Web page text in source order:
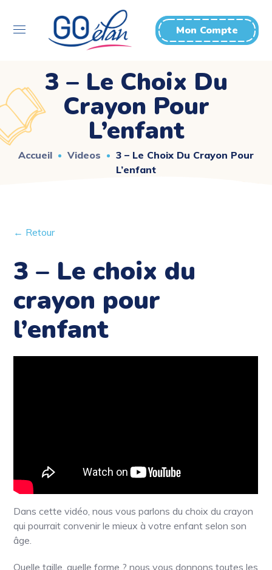
Mon Compte
3 – Le Choix Du
Crayon Pour
L’enfant
Accueil Videos
3 – Le Choix Du Crayon Pour
L’enfant
← Retour
3 – Le choix du
crayon pour
l’enfant
Dans cette vidéo, nous vous parlons du choix du crayon
qui pourrait convenir le mieux à votre enfant selon son
âge.
Quelle taille, quelle forme ? nous vous donnons toutes les